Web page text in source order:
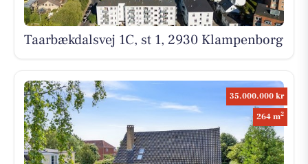
Taarbækdalsvej 1C, st 1, 2930 Klampenborg
35.000.000 kr
264 m2